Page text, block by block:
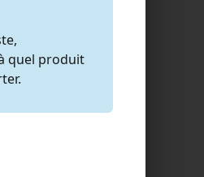
quel produit